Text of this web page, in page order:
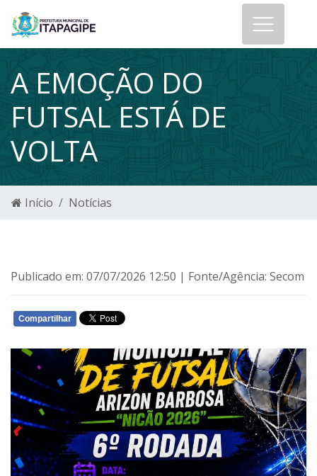
A EMOÇÃO DO
FUTSAL ESTÁ DE
VOLTA
Início Notícias
Publicado em: 07/07/2026 12:50 | Fonte/Agência: Secom
Compartilhar